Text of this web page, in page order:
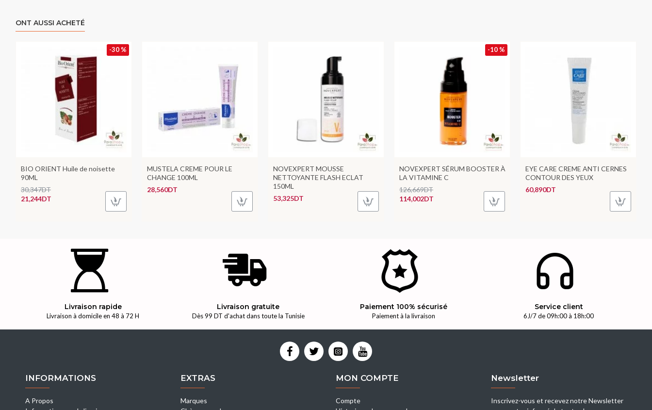
ONT AUSSI ACHETÉ
-30 %
BIO ORIENT Huile de noisette
90ML
21,244DT
30,347DT
MUSTELA CREME POUR LE
CHANGE 100ML
28,560DT
NOVEXPERT MOUSSE
NETTOYANTE FLASH ECLAT
150ML
53,325DT
-10 %
NOVEXPERT SÉRUM BOOSTER À
LA VITAMINE C
114,002DT
126,669DT
EYE CARE CREME ANTI CERNES
CONTOUR DES YEUX
60,890DT
Livraison rapide
Livraison à domicile en 48 à 72 H
Livraison gratuite
Dès 99 DT d'achat dans toute la Tunisie
Paiement 100% sécurisé
Paiement à la livraison
Service client
6J/7 de 09h:00 à 18h:00
INFORMATIONS
A Propos
EXTRAS
Marques
MON COMPTE
Compte
Newsletter
Inscrivez-vous et recevez notre Newsletter